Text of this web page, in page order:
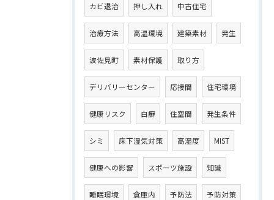
カビ退治 押し入れ 中古住宅
治療方法 高温環境 建築素材 発生
波佐見町 素材保護 取り方
デリバリーセンター 応接間 住宅環境
健康リスク 白癬 住空間 発生条件
シミ 床下湿気対策 高湿度 MIST
健康への影響 スポーツ施設 知識
睡眠環境 倉庫内 予防法 予防対策